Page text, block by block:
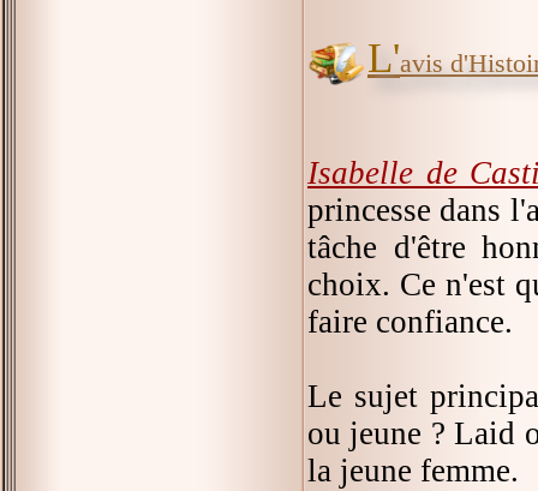
L'avis
Isabelle de
princesse dans
tâche d'être
choix. Ce n'est
faire confiance.
Le sujet
ou jeune ? Laid
la jeune femme.